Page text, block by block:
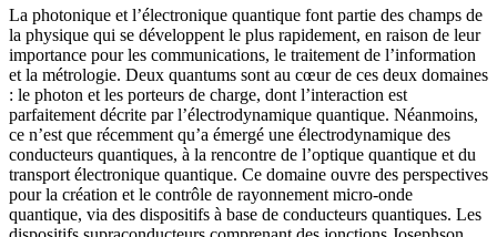
La photonique et l’électronique quantique font partie des champs de
la physique qui se développent le plus rapidement, en raison de leur
importance pour les communications, le traitement de l’information
et la métrologie. Deux quantums sont au cœur de ces deux domaines
: le photon et les porteurs de charge, dont l’interaction est
parfaitement décrite par l’électrodynamique quantique. Néanmoins,
ce n’est que récemment qu’a émergé une électrodynamique des
conducteurs quantiques, à la rencontre de l’optique quantique et du
transport électronique quantique. Ce domaine ouvre des perspectives
pour la création et le contrôle de rayonnement micro-onde
quantique, via des dispositifs à base de conducteurs quantiques. Les